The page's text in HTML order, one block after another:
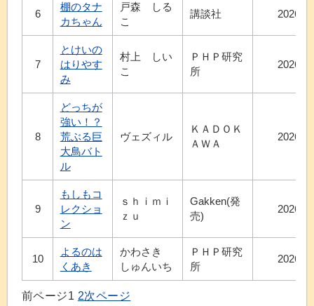
6
棚のタナ
カちゃん
戸森 しる
こ
講談社 2026.7
7
とけいの
はりやす
み
村上 しい
こ
ＰＨＰ研究
所
2026.8
8
どっちが
強い！？
荒ぶる巨
大鳥バト
ル
ヴェズィル
ＫＡＤＯＫ
ＡＷＡ
2026.6
9
もしもコ
レクショ
ン
ｓｈｉｍｉ
ｚｕ
Gakken(発
売)
2026.7
10
よるのは
くあき
かわさき
しゅんいち
ＰＨＰ研究
所
2026.7
前ページ1 2次ページ